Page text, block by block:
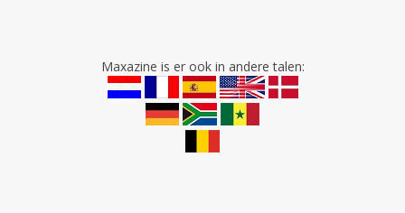
Maxazine is er ook in andere talen: